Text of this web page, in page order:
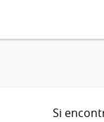
Si